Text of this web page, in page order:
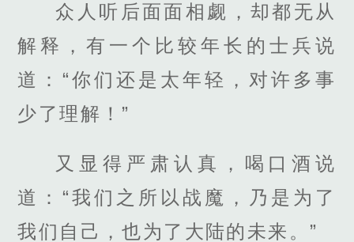
众人听后面面相觑，却都无从
解释，有一个比较年长的士兵说
道：“你们还是太年轻，对许多事
少了理解！”
又显得严肃认真，喝口酒说
道：“我们之所以战魔，乃是为了
我们自己，也为了大陆的未来。”